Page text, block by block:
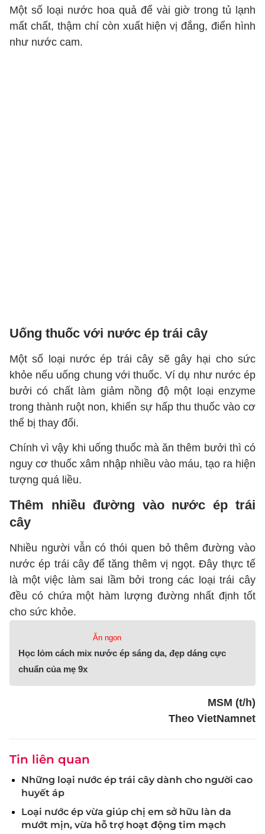
Một số loại nước hoa quả để vài giờ trong tủ lạnh
mất chất, thậm chí còn xuất hiện vị đắng, điển hình
như nước cam.
Uống thuốc với nước ép trái cây
Một số loại nước ép trái cây sẽ gây hại cho sức
khỏe nếu uống chung với thuốc. Ví dụ như nước ép
bưởi có chất làm giảm nồng độ một loại enzyme
trong thành ruột non, khiến sự hấp thu thuốc vào cơ
thể bị thay đổi.
Chính vì vậy khi uống thuốc mà ăn thêm bưởi thì có
nguy cơ thuốc xâm nhập nhiều vào máu, tạo ra hiện
tượng quá liều.
Thêm nhiều đường vào nước ép trái
cây
Nhiều người vẫn có thói quen bỏ thêm đường vào
nước ép trái cây để tăng thêm vị ngọt. Đây thực tế
là một việc làm sai lầm bởi trong các loại trái cây
đều có chứa một hàm lượng đường nhất định tốt
cho sức khỏe.
Ăn ngon
Học lỏm cách mix nước ép sáng da, đẹp dáng cực
chuẩn của mẹ 9x
MSM (t/h)
Theo VietNamnet
Tin liên quan
Những loại nước ép trái cây dành cho người cao
huyết áp
Loại nước ép vừa giúp chị em sở hữu làn da
mướt mịn, vừa hỗ trợ hoạt động tim mạch